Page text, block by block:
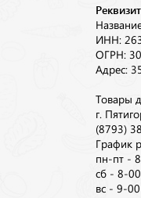
ИНН:
ОГРН:
Адрес:
Товары
г.
(8793)
График
пн-пт -
сб - 8-
вс - 9-